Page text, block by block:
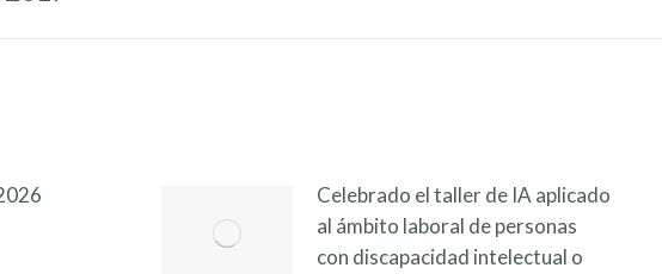
Celebrado el taller de IA aplicado
al ámbito laboral de personas
con discapacidad intelectual o